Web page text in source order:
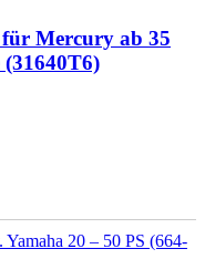
Mercury ab 35